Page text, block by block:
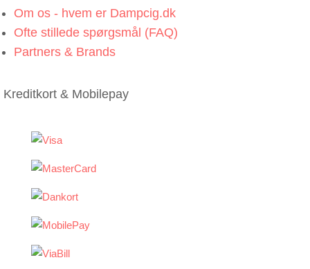
Om os - hvem er Dampcig.dk
Ofte stillede spørgsmål (FAQ)
Partners & Brands
Kreditkort & Mobilepay